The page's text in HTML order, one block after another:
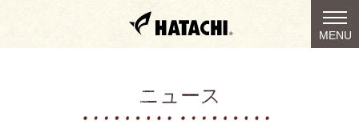
MENU
ニュース